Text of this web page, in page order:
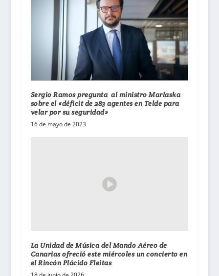
Sergio Ramos pregunta al ministro Marlaska
sobre el «déficit de 283 agentes en Telde para
velar por su seguridad»
16 de mayo de 2023
La Unidad de Música del Mando Aéreo de
Canarias ofreció este miércoles un concierto en
el Rincón Plácido Fleitas